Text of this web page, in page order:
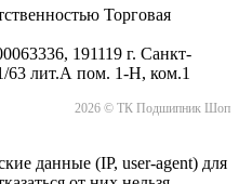
Торговая
191119 г. Санкт-
63 лит.А пом. 1-Н, ком.1
2026 © ТК Подшипник Шоп
данные (IP, user-agent) для